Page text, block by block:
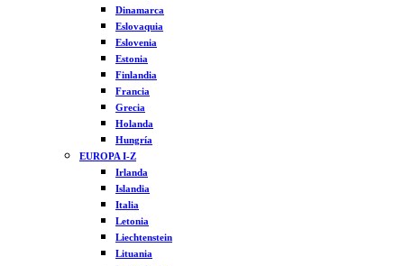
Dinamarca
Eslovaquia
Eslovenia
Estonia
Finlandia
Francia
Grecia
Holanda
Hungría
EUROPA I-Z
Irlanda
Islandia
Italia
Letonia
Liechtenstein
Lituania